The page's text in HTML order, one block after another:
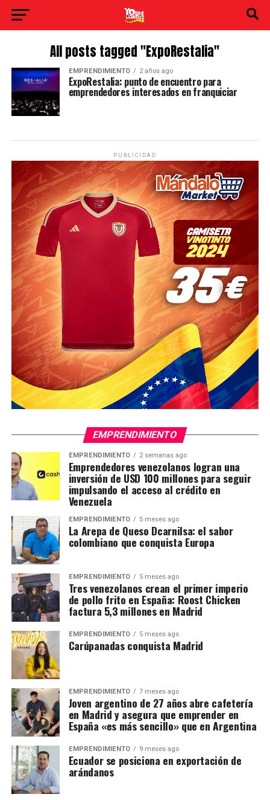
All posts tagged "ExpoRestalia"
EMPRENDIMIENTO 2 años ago
ExpoRestalia: punto de encuentro para
emprendedores interesados en franquiciar
PUBLICIDAD
EMPRENDIMIENTO
EMPRENDIMIENTO 2 semanas ago
Emprendedores venezolanos logran una
inversión de USD 100 millones para seguir
impulsando el acceso al crédito en
Venezuela
EMPRENDIMIENTO 5 meses ago
La Arepa de Queso Dcarnilsa: el sabor
colombiano que conquista Europa
EMPRENDIMIENTO 5 meses ago
Tres venezolanos crean el primer imperio
de pollo frito en España: Roost Chicken
factura 5,3 millones en Madrid
EMPRENDIMIENTO 5 meses ago
Carúpanadas conquista Madrid
EMPRENDIMIENTO 7 meses ago
Joven argentino de 27 años abre cafetería
en Madrid y asegura que emprender en
España «es más sencillo» que en Argentina
EMPRENDIMIENTO 9 meses ago
Ecuador se posiciona en exportación de
arándanos